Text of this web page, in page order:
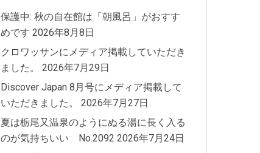
保護中: 秋の自在館は「朝風呂」がおすす
めです 2026年8月8日
クロワッサンにメディア掲載していただき
ました。
2026年7月29日
Discover Japan 8月号にメディア掲載して
いただきました。
2026年7月27日
夏は栃尾又温泉のようにぬる湯に長く入る
のが気持ちいい No.2092 2026年7月24日